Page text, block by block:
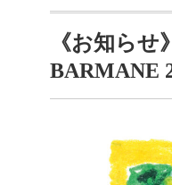
《お知ら
BARMANE